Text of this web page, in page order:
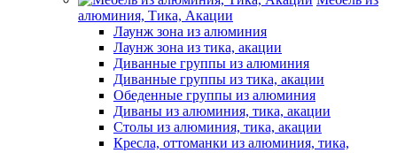
алюминия, Тика, Акации
Лаунж зона из алюминия
Лаунж зона из тика, акации
Диванные группы из алюминия
Диванные группы из тика, акации
Обеденные группы из алюминия
Диваны из алюминия, тика, акации
Столы из алюминия, тика, акации
Кресла, оттоманки из алюминия, тика,